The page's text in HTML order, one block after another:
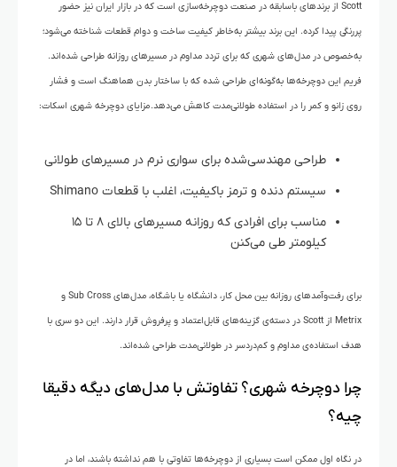
Scott از برندهای باسابقه در صنعت دوچرخه‌سازی است که در بازار ایران نیز حضور
پررنگی پیدا کرده. این برند بیشتر به‌خاطر کیفیت ساخت و دوام قطعات شناخته می‌شود؛
به‌خصوص در مدل‌های شهری که برای تردد مداوم در مسیرهای روزانه طراحی شده‌اند.
فریم‌ این دوچرخه‌ها به‌گونه‌ای طراحی شده که با ساختار بدن هماهنگ است و فشار
روی زانو و کمر را در استفاده طولانی‌مدت کاهش می‌دهد. مزایای دوچرخه شهری اسکات:
طراحی مهندسی‌شده برای سواری نرم در مسیرهای طولانی
سیستم دنده و ترمز باکیفیت، اغلب با قطعات Shimano
مناسب برای افرادی که روزانه مسیرهای بالای ۸ تا ۱۵
کیلومتر طی می‌کنن
برای رفت‌وآمدهای روزانه بین محل کار، دانشگاه یا باشگاه، مدل‌های Sub Cross و
Metrix از Scott در دسته‌ی گزینه‌های قابل‌اعتماد و پرفروش قرار دارند. این دو سری با
هدف استفاده‌ی مداوم و کم‌دردسر در طولانی‌مدت طراحی شده‌اند.
چرا دوچرخه شهری؟ تفاوتش با مدل‌های دیگه دقیقا
چیه؟
در نگاه اول ممکن است بسیاری از دوچرخه‌ها تفاوتی با هم نداشته باشند، اما در